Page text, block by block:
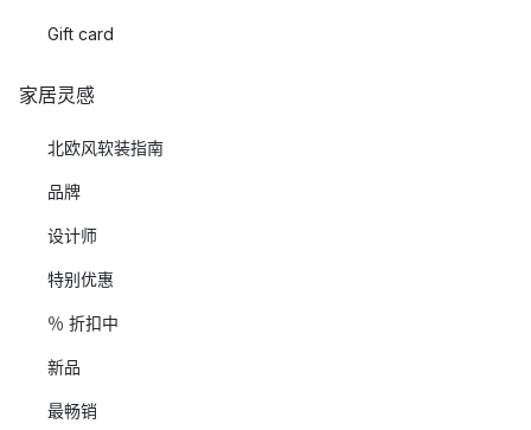
Gift card
家居灵感
北欧风软装指南
品牌
设计师
特别优惠
％ 折扣中
新品
最畅销